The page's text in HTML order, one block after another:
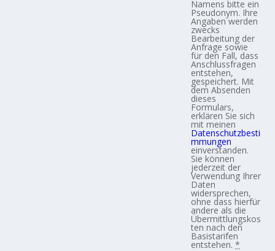
Namens bitte ein
Pseudonym. Ihre
Angaben werden
zwecks
Bearbeitung der
Anfrage sowie
für den Fall, dass
Anschlussfragen
entstehen,
gespeichert. Mit
dem Absenden
dieses
Formulars,
erklären Sie sich
mit meinen
Datenschutzbesti
mmungen
einverstanden.
Sie können
jederzeit der
Verwendung Ihrer
Daten
widersprechen,
ohne dass hierfür
andere als die
Übermittlungskos
ten nach den
Basistarifen
entstehen.*